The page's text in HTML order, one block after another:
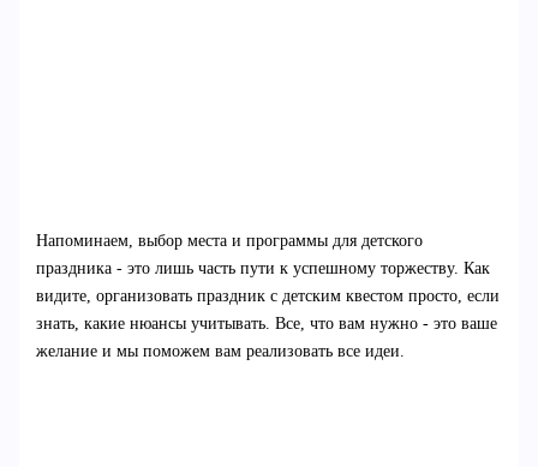
Напоминаем, выбор места и программы для детского
праздника - это лишь часть пути к успешному торжеству. Как
видите, организовать праздник с детским квестом просто, если
знать, какие нюансы учитывать. Все, что вам нужно - это ваше
желание и мы поможем вам реализовать все идеи.